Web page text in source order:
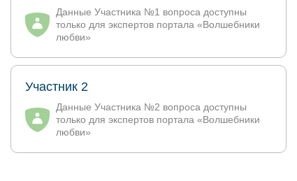
Данные Участника №1 вопроса доступны
только для экспертов портала «Волшебники
любви»
Участник 2
Данные Участника №2 вопроса доступны
только для экспертов портала «Волшебники
любви»